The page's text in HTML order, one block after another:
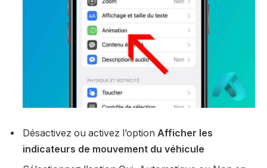
Désactivez ou activez l’option Afficher les
indicateurs de mouvement du véhicule